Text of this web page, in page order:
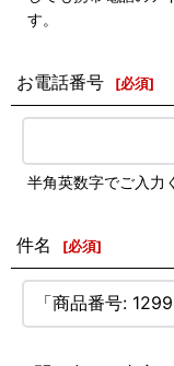
す。
お電話番号 [必須]
半角英数字でご入力
件名 [必須]